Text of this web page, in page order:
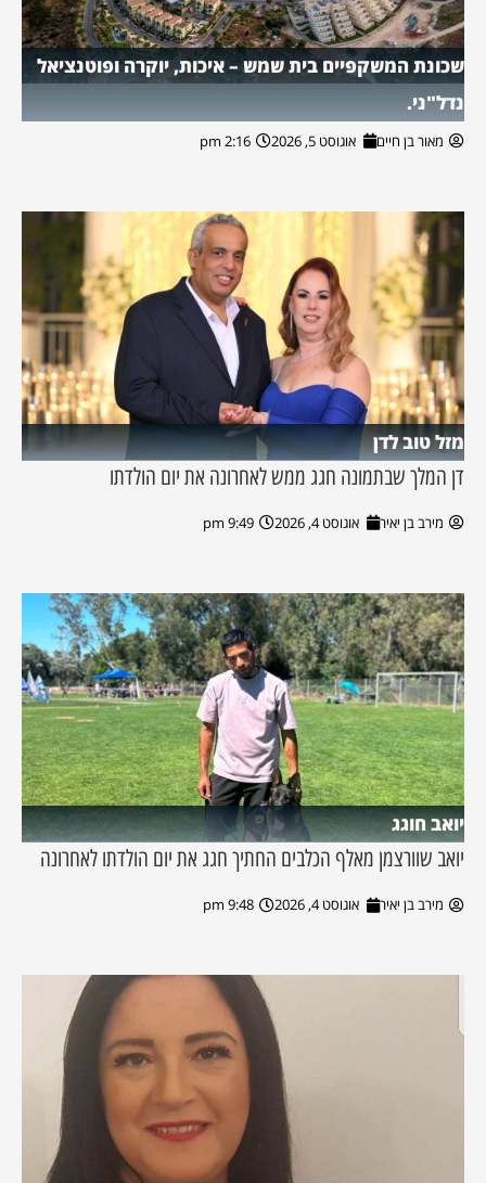
שכונת המשקפיים בית שמש – איכות, יוקרה ופוטנציאל
נדל"ני.
מאור בן חיים אוגוסט 5, 2026 2:16 pm
מזל טוב לדן
דן המלך שבתמונה חגג ממש לאחרונה את יום הולדתו
מירב בן יאיר אוגוסט 4, 2026 9:49 pm
יואב חוגג
יואב שוורצמן מאלף הכלבים החתיך חגג את יום הולדתו לאחרונה
מירב בן יאיר אוגוסט 4, 2026 9:48 pm